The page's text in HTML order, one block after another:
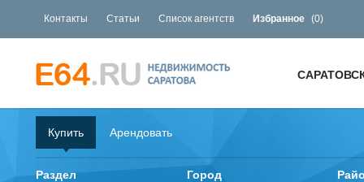
Контакты Статьи Список агентств Избранное (0)
Купить Арендовать
Раздел Город